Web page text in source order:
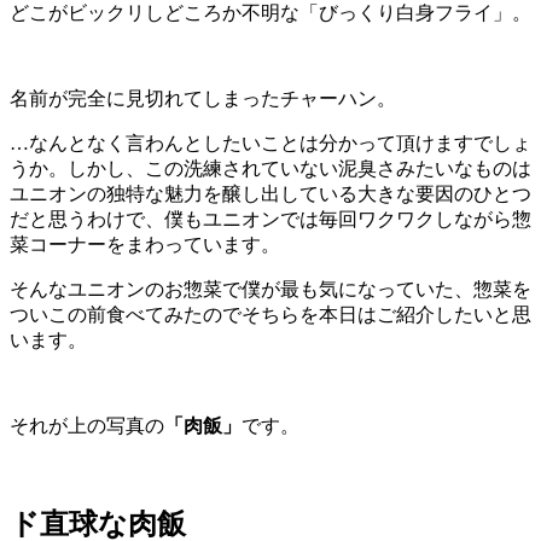
どこがビックリしどころか不明な「びっくり白身フライ」。
名前が完全に見切れてしまったチャーハン。
…なんとなく言わんとしたいことは分かって頂けますでしょ
うか。しかし、この洗練されていない泥臭さみたいなものは
ユニオンの独特な魅力を醸し出している大きな要因のひとつ
だと思うわけで、僕もユニオンでは毎回ワクワクしながら惣
菜コーナーをまわっています。
そんなユニオンのお惣菜で僕が最も気になっていた、惣菜を
ついこの前食べてみたのでそちらを本日はご紹介したいと思
います。
それが上の写真の 「肉飯」 です。
ド直球な肉飯